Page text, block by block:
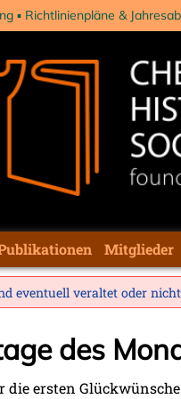
Richtlinienpläne &
Mitglieder
eventuell veraltet oder
des
ersten